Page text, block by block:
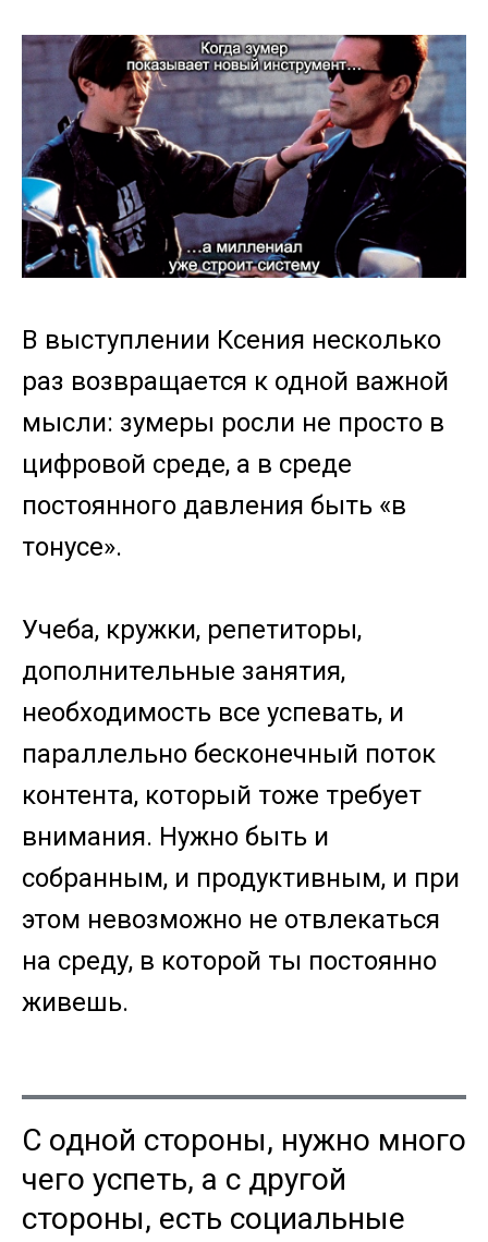
В выступлении Ксения несколько
раз возвращается к одной важной
мысли: зумеры росли не просто в
цифровой среде, а в среде
постоянного давления быть «в
тонусе».
Учеба, кружки, репетиторы,
дополнительные занятия,
необходимость все успевать, и
параллельно бесконечный поток
контента, который тоже требует
внимания. Нужно быть и
собранным, и продуктивным, и при
этом невозможно не отвлекаться
на среду, в которой ты постоянно
живешь.
С одной стороны, нужно много
чего успеть, а с другой
стороны, есть социальные